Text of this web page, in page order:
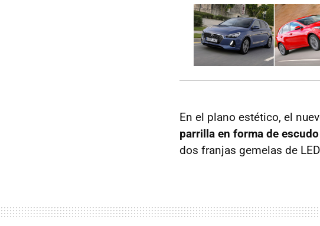
En el plano estético, el
parrilla en forma de escudo
dos franjas gemelas de